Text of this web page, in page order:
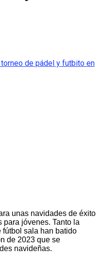
unas navidades de éxito
para jóvenes. Tanto la
sala han batido
de 2023 que se
navideñas.